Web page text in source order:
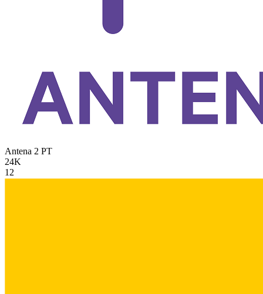
Antena 2 PT
24K
12